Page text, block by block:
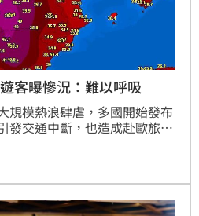
客曝慘況：難以呼吸
規模熱浪肆虐，多國開始發布
發交通中斷，也造成赴歐旅行
到吃不消。